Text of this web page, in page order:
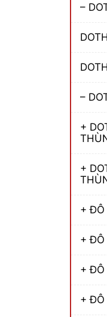
–
–
+
+
+ ĐÔ
+ ĐÔ
+ ĐÔ
+ ĐÔ